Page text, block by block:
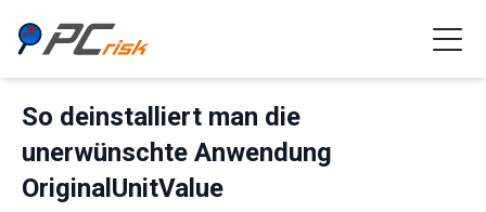
So deinstalliert man die
unerwünschte Anwendung
OriginalUnitValue